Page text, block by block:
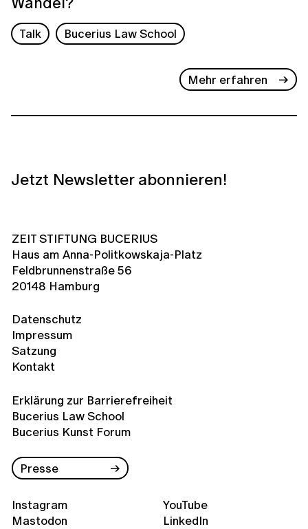
Talk Bucerius Law School
Mehr erfahren
Jetzt Newsletter abonnieren!
ZEIT STIFTUNG BUCERIUS
Haus am Anna-Politkowskaja-Platz
Feldbrunnenstraße 56
20148 Hamburg
Datenschutz
Impressum
Satzung
Kontakt
Erklärung zur Barrierefreiheit
Bucerius Law School
Bucerius Kunst Forum
Presse
Instagram
Mastodon
YouTube
LinkedIn